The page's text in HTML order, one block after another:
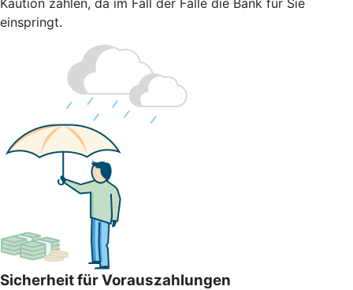
einspringt.
Sicherheit für Vorauszahlungen